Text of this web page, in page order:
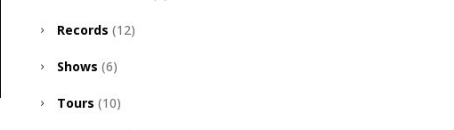
Records (12)
Shows (6)
Tours (10)